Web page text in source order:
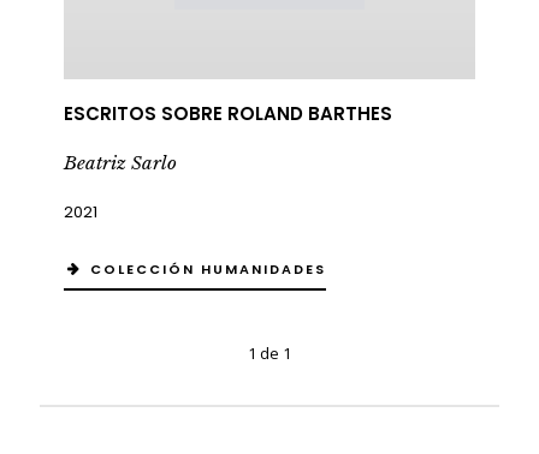
ESCRITOS SOBRE ROLAND BARTHES
Beatriz Sarlo
2021
COLECCIÓN HUMANIDADES
1 de 1